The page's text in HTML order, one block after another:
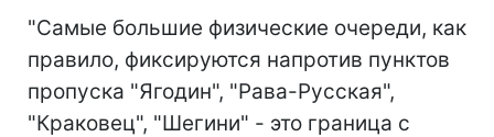
"Самые большие физические очереди, как
правило, фиксируются напротив пунктов
пропуска "Ягодин", "Рава-Русская",
"Краковец", "Шегини" - это граница с